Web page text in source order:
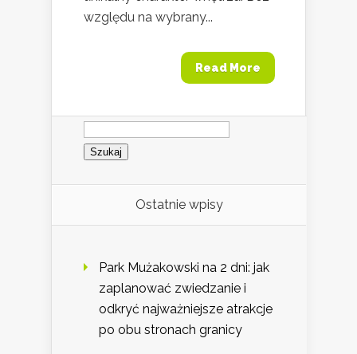
względu na wybrany...
Read More
Szukaj:
Ostatnie wpisy
Park Mużakowski na 2 dni: jak
zaplanować zwiedzanie i
odkryć najważniejsze atrakcje
po obu stronach granicy